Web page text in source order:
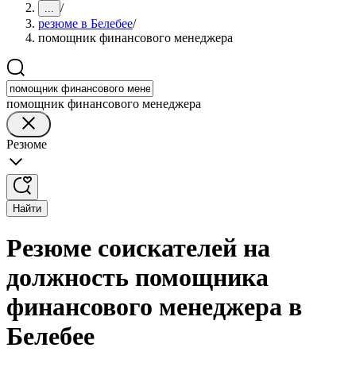
... /
резюме в Белебее/
помощник финансового менеджера
помощник финансового менеджера
Резюме
Найти
Резюме соискателей на
должность помощника
финансового менеджера в
Белебее